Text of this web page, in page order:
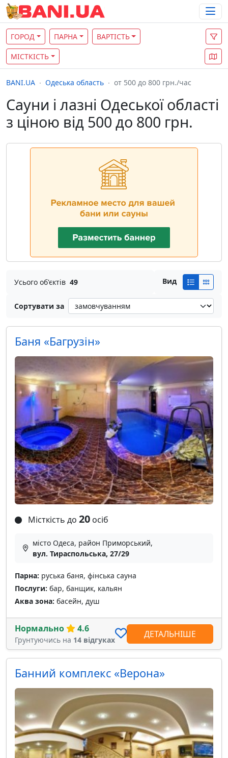
ГОРОД ПАРНА ВАРТІСТЬ
МІСТКІСТЬ
BANI.UA Одеська область от 500 до 800 грн./час
Сауни і лазні Одеської області
з ціною від 500 до 800 грн.
Усього об'єктів 49 Вид
Сортувати за
Баня «Багрузін»
Місткість до 20 осіб
місто Одеса, район Приморський,
вул. Тираспольська, 27/29
Парна: руська баня, фінська сауна
Послуги: бар, банщик, кальян
Аква зона: басейн, душ
Нормально 4.6
Грунтуючись на 14 відгуках
ДЕТАЛЬНІШЕ
Банний комплекс «Верона»